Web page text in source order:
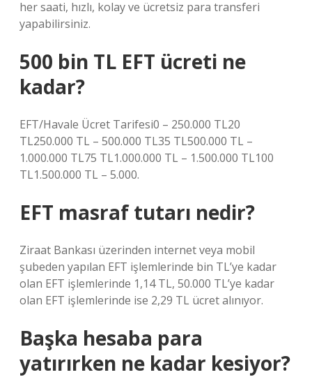
her saati, hızlı, kolay ve ücretsiz para transferi
yapabilirsiniz.
500 bin TL EFT ücreti ne
kadar?
EFT/Havale Ücret Tarifesi0 – 250.000 TL20
TL250.000 TL – 500.000 TL35 TL500.000 TL –
1.000.000 TL75 TL1.000.000 TL – 1.500.000 TL100
TL1.500.000 TL – 5.000.
EFT masraf tutarı nedir?
Ziraat Bankası üzerinden internet veya mobil
şubeden yapılan EFT işlemlerinde bin TL’ye kadar
olan EFT işlemlerinde 1,14 TL, 50.000 TL’ye kadar
olan EFT işlemlerinde ise 2,29 TL ücret alınıyor.
Başka hesaba para
yatırırken ne kadar kesiyor?